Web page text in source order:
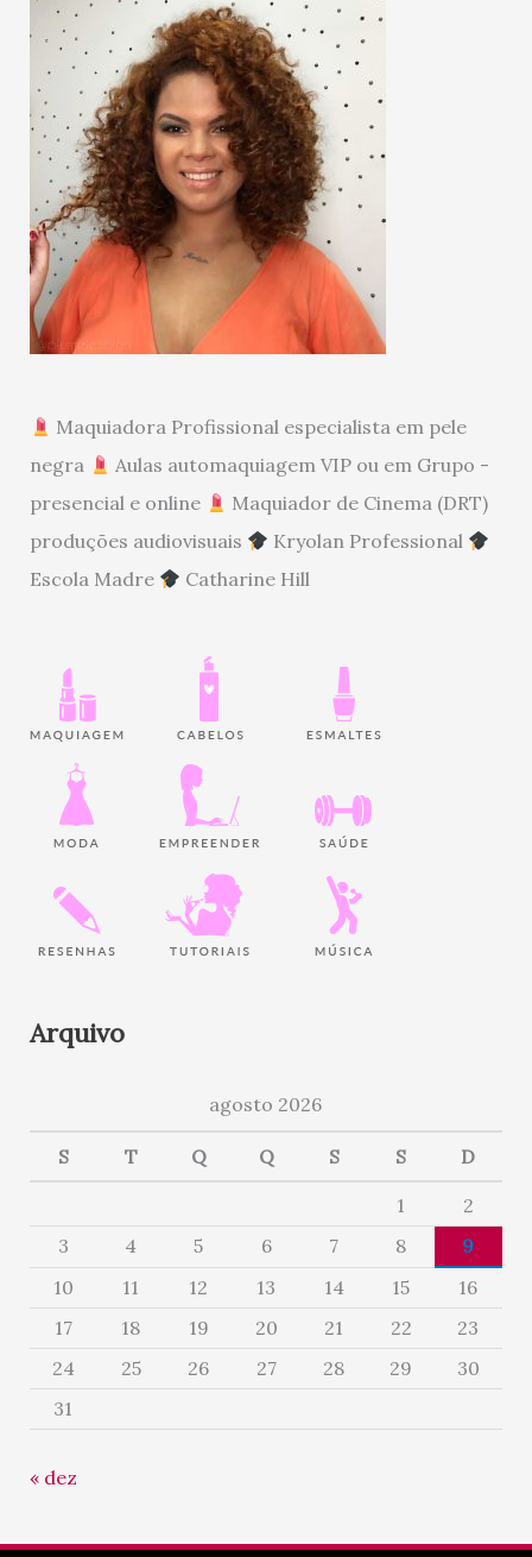
Maquiadora Profissional especialista em pele
negra
Aulas automaquiagem VIP ou em Grupo -
presencial e online
Maquiador de Cinema (DRT)
produções audiovisuais
Kryolan Professional
Escola Madre
Catharine Hill
Arquivo
agosto 2026
S T Q Q S S D
1
2
3
4 5 6 7 8
9
10
11 12 13 14 15
16
17
18 19 20 21 22
23
24
25 26 27 28 29
30
31
« dez